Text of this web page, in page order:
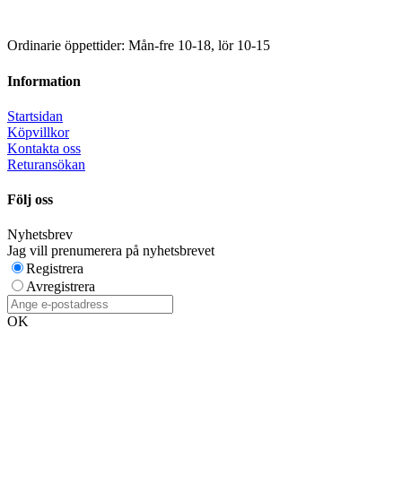
Ordinarie öppettider: Mån-fre 10-18, lör 10-15
Information
Startsidan
Köpvillkor
Kontakta oss
Returansökan
Följ oss
Nyhetsbrev
Jag vill prenumerera på nyhetsbrevet
Registrera
Avregistrera
OK